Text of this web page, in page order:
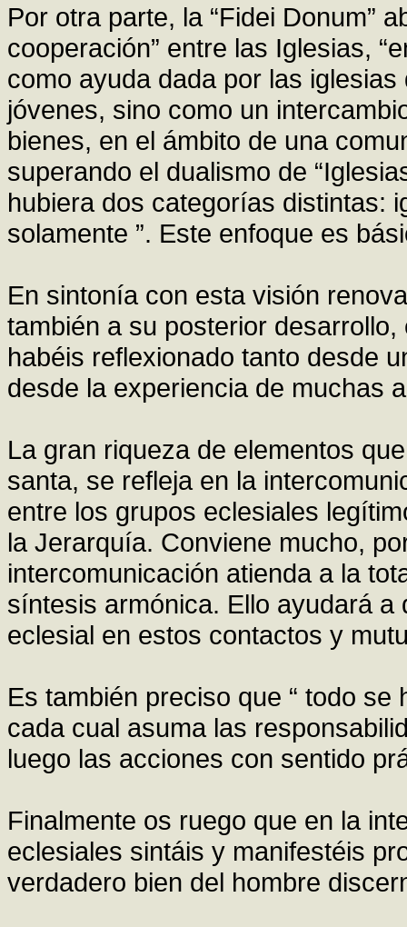
Por otra parte, la “Fidei Donum”
cooperación” entre las Iglesias,
como ayuda dada por las
jóvenes, sino como un
bienes, en el ámbito de una
superando el dualismo de
hubiera dos categorías distintas:
solamente ”. Este enfoque es
En sintonía con esta visión
también a su posterior
habéis reflexionado tanto desde
desde la experiencia de muchas
La gran riqueza de elementos
santa, se refleja en la
entre los grupos eclesiales
la Jerarquía. Conviene mucho,
intercomunicación atienda a la
síntesis armónica. Ello ayudará
eclesial en estos contactos y
Es también preciso que “ todo
cada cual asuma las
luego las acciones con sentido
Finalmente os ruego que en la
eclesiales sintáis y manifestéis
verdadero bien del hombre